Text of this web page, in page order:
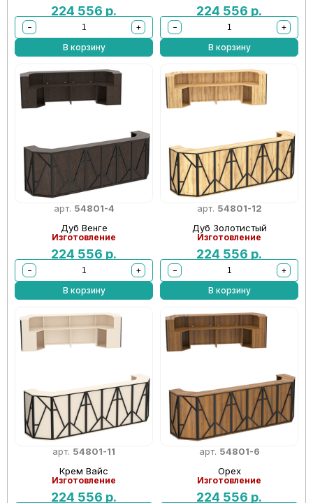
224 556 р.
−
+
В корзину
224 556 р.
−
+
В корзину
арт. 54801-4
Дуб Венге
Изготовление
224 556 р.
−
+
В корзину
арт. 54801-12
Дуб Золотистый
Изготовление
224 556 р.
−
+
В корзину
арт. 54801-11
Крем Вайс
Изготовление
224 556 р.
арт. 54801-6
Орех
Изготовление
224 556 р.